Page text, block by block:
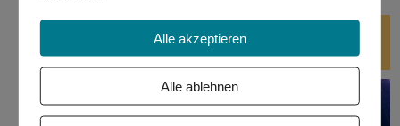
DJ-Kurse Alle akzeptieren
Alle ablehnen